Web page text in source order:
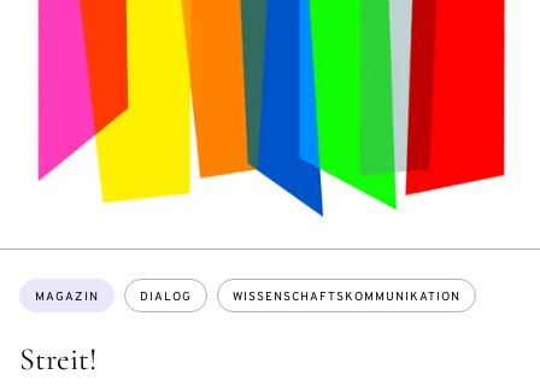
Streit!
Themen:
MAGAZIN DIALOG WISSENSCHAFTSKOMMUNIKATION